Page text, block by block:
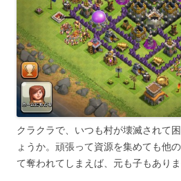
クラクラで、いつも村が壊滅されて
ょうか。頑張って資源を集めても他
て奪われてしまえば、元も子もありま